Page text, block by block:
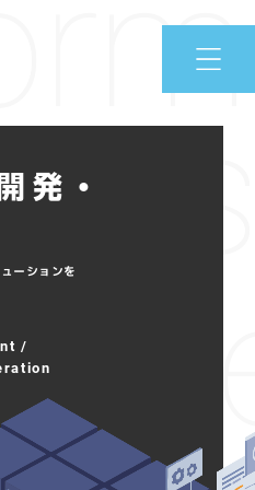
発・
ーションを
/